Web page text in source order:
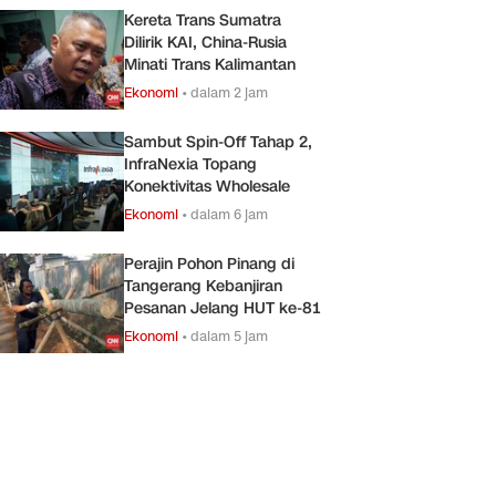
Kereta Trans Sumatra
Dilirik KAI, China-Rusia
Minati Trans Kalimantan
Ekonomi •dalam 2 jam
Sambut Spin-Off Tahap 2,
InfraNexia Topang
Konektivitas Wholesale
Ekonomi •dalam 6 jam
Perajin Pohon Pinang di
Tangerang Kebanjiran
Pesanan Jelang HUT ke-81
Ekonomi •dalam 5 jam